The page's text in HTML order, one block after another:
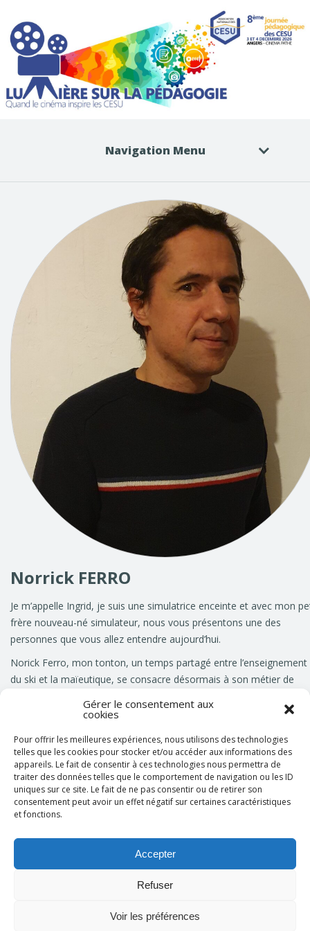
Gérer le consentement aux
cookies
Pour offrir les meilleures expériences, nous utilisons des technologies
telles que les cookies pour stocker et/ou accéder aux informations des
appareils. Le fait de consentir à ces technologies nous permettra de
traiter des données telles que le comportement de navigation ou les ID
uniques sur ce site. Le fait de ne pas consentir ou de retirer son
consentement peut avoir un effet négatif sur certaines caractéristiques
et fonctions.
Accepter
Refuser
Voir les préférences
Navigation Menu
Norrick FERRO
Je m’appelle Ingrid, je suis une simulatrice enceinte et avec mon
frère nouveau-né simulateur, nous vous présentons une des
personnes que vous allez entendre aujourd’hui.
Norick Ferro, mon tonton, un temps partagé entre l’enseignement
du ski et la maïeutique, se consacre désormais à son métier de
talents de pédagogue comme formateur auprès de mon petit
l’encadrement de stagiaires. Il nous enchante régulièrement d’une
petite mélodie à la guitare.
J’espère qu’il saura vous transmettre ce 2 décembre
de notre famille bigarrée. Une famille RP2Simu, avec des petits,
grands, des maigres, des gros, des sages-femmes, des
paramédicaux, des médecins et des administratifs, tous curieux,
passionnés et animés d’un même élan. Alors, le bébé et moi, nous
faisons de notre mieux pour leur obéir (mais ça ne marche pas
Ingrid et son petit frère,
et la plume de Patricia (autrice des Carnets d’Ingrid)